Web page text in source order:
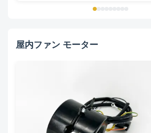
屋内ファン モーター